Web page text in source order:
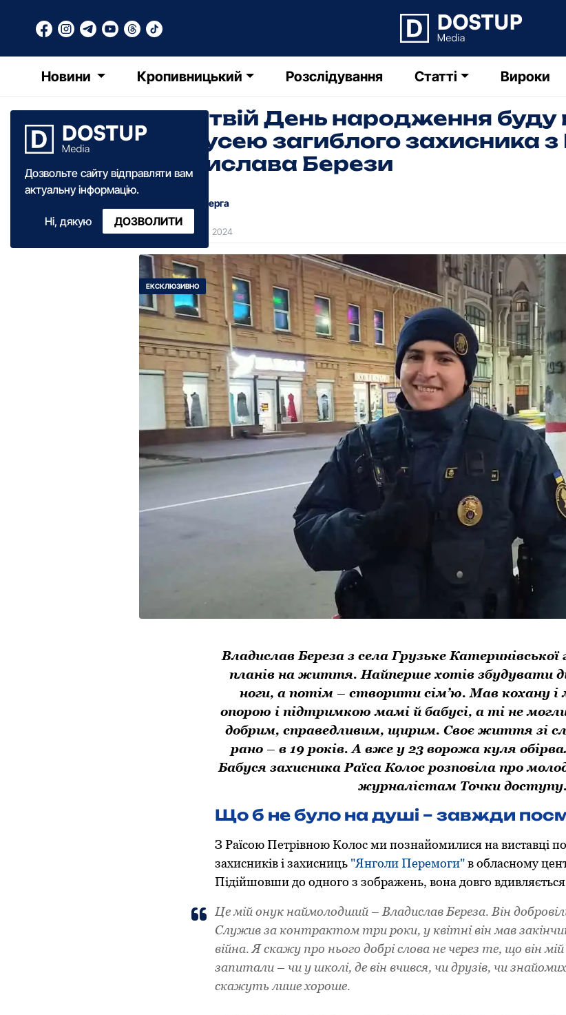
Новини Кропивницький Розслідування Статті Вироки
Дозвольте сайту відправляти вам
актуальну інформацію.
Ні, дякую ДОЗВОЛИТИ
"Ба, у твій День народження буду
з бабусею загиблого захисника
Владислава Берези
Лілія Кочерга
12:10·11 липня 2024
Владислав Береза з села Грузьке
планів на життя. Найперше хотів збудувати
ноги, а потім – створити сім’ю. Мав кохану і
опорою і підтримкою мамі й бабусі, а ті не
добрим, справедливим, щирим. Своє життя зі
рано – в 19 років. А вже у 23 ворожа куля
Бабуся захисника Раїса Колос розповіла про
журналістам Точки доступу.
Що б не було на душі – завжди
З Раїсою Петрівною Колос ми познайомилися на виставці
захисників і захисниць "Янголи Перемоги"в обласному
Підійшовши до одного з зображень, вона довго
Це мій онук наймолодший – Владислав Береза. Він
Служив за контрактом три роки, у квітні він мав
війна. Я скажу про нього добрі слова не через те, що він
запитали – чи у школі, де він вчився, чи друзів, чи
скажуть лише хороше.